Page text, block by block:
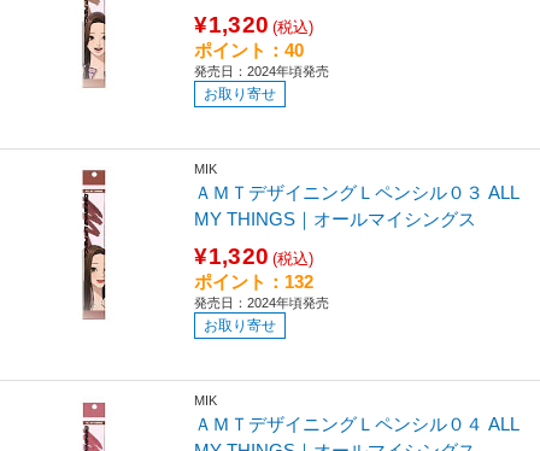
¥1,320 (税込)
ポイント：40
発売日：2024年頃発売
お取り寄せ
MIK
ＡＭＴデザイニングＬペンシル０３ ALL
MY THINGS｜オールマイシングス
¥1,320 (税込)
ポイント：132
発売日：2024年頃発売
お取り寄せ
MIK
ＡＭＴデザイニングＬペンシル０４ ALL